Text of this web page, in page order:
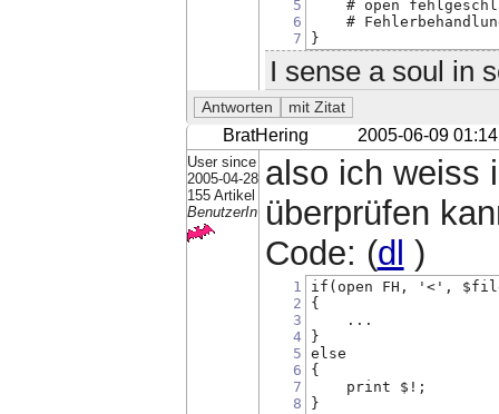
5
6
7
# open
#
}
I sense a soul in
BratHering 2005-06-09 01:14
User since
2005-04-28
155 Artikel
BenutzerIn
also ich weiss
überprüfen
Code: (dl )
1
2
3
4
5
6
7
8
if(open FH, '<',
{
    ...
}
else
{
    print $!;
}